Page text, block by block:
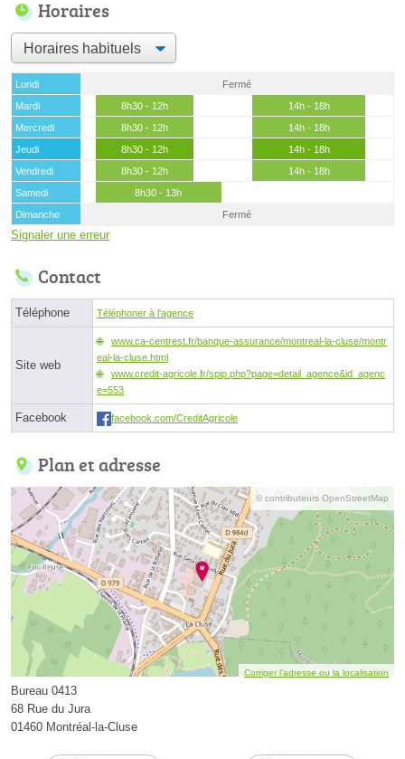
Horaires
Lundi
Fermé
Mardi
8h30 - 12h
14h - 18h
Mercredi
8h30 - 12h
14h - 18h
Jeudi
8h30 - 12h
14h - 18h
Vendredi
8h30 - 12h
14h - 18h
Samedi
8h30 - 13h
Dimanche
Fermé
Signaler une erreur
Contact
Téléphone Téléphoner à l'agence
Site web
www.ca-centrest.fr/banque-assurance/montreal-la-cluse/montr
eal-la-cluse.html
www.credit-agricole.fr/spip.php?page=detail_agence&id_agenc
e=553
Facebook facebook.com/CreditAgricole
Plan et adresse
© contributeurs OpenStreetMap
Corriger l’adresse ou la localisation
Bureau 0413
68 Rue du Jura
01460 Montréal-la-Cluse